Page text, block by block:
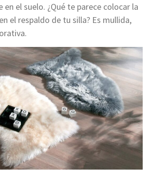
el suelo. ¿Qué te parece colocar la
en el respaldo de tu silla? Es mullida,